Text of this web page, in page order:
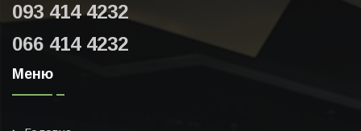
093 414 4232
066 414 4232
Меню